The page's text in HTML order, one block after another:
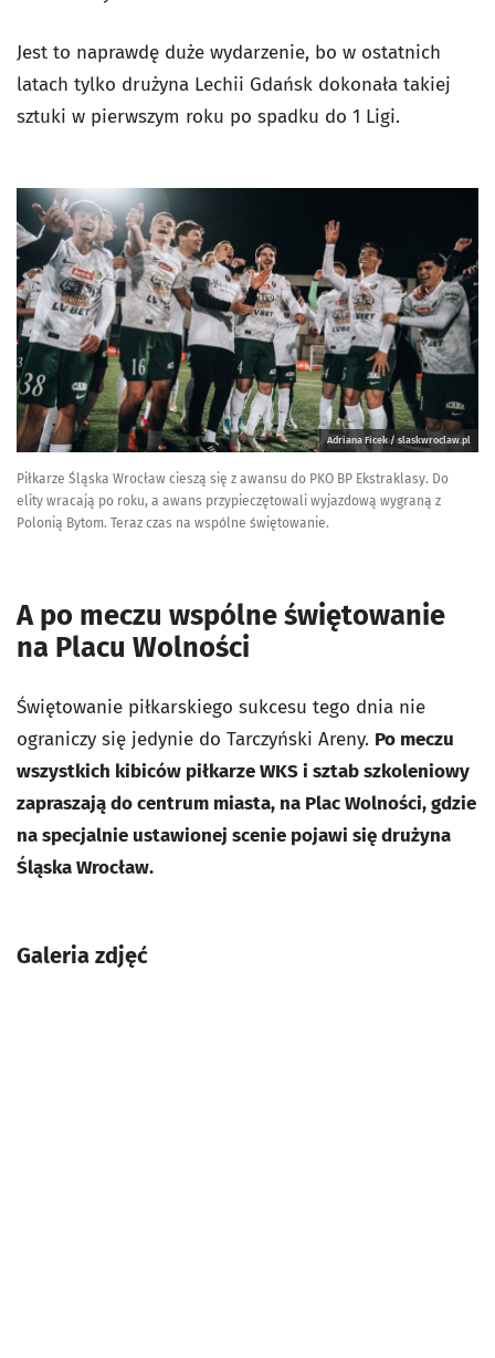
Jest to naprawdę duże wydarzenie, bo w ostatnich
latach tylko drużyna Lechii Gdańsk dokonała takiej
sztuki w pierwszym roku po spadku do 1 Ligi.
Adriana Ficek / slaskwroclaw.pl
Piłkarze Śląska Wrocław cieszą się z awansu do PKO BP Ekstraklasy. Do
elity wracają po roku, a awans przypieczętowali wyjazdową wygraną z
Polonią Bytom. Teraz czas na wspólne świętowanie.
A po meczu wspólne świętowanie
na Placu Wolności
Świętowanie piłkarskiego sukcesu tego dnia nie
ograniczy się jedynie do Tarczyński Areny. Po meczu
wszystkich kibiców piłkarze WKS i sztab szkoleniowy
zapraszają do centrum miasta, na Plac Wolności, gdzie
na specjalnie ustawionej scenie pojawi się drużyna
Śląska Wrocław.
Galeria zdjęć